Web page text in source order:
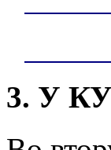
3. У